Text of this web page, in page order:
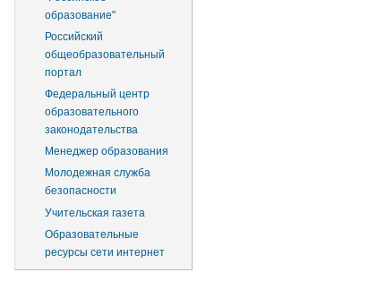
образование"
Российский
общеобразовательный
портал
Федеральный центр
образовательного
законодательства
Менеджер образования
Молодежная служба
безопасности
Учительская газета
Образовательные
ресурсы сети интернет